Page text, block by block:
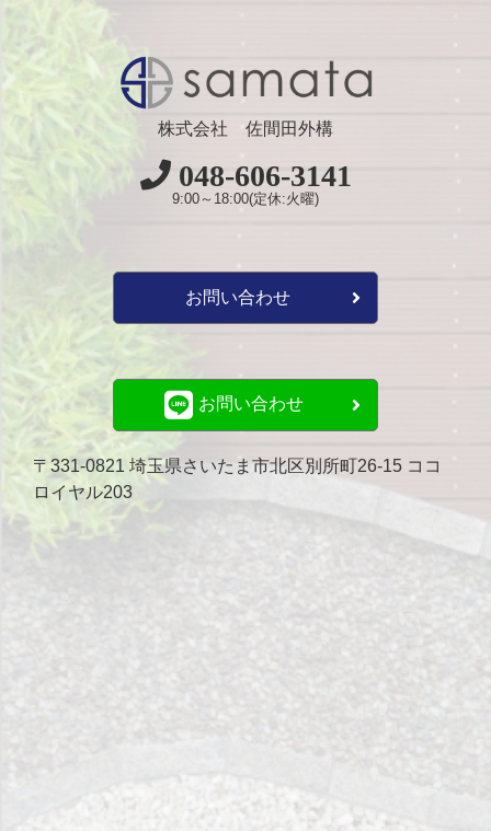
株式会社 佐間田外構
048-606-3141
9:00～18:00(定休:火曜)
お問い合わせ
お問い合わせ
〒331-0821 埼玉県さいたま市北区別所町26-15 ココ
ロイヤル203